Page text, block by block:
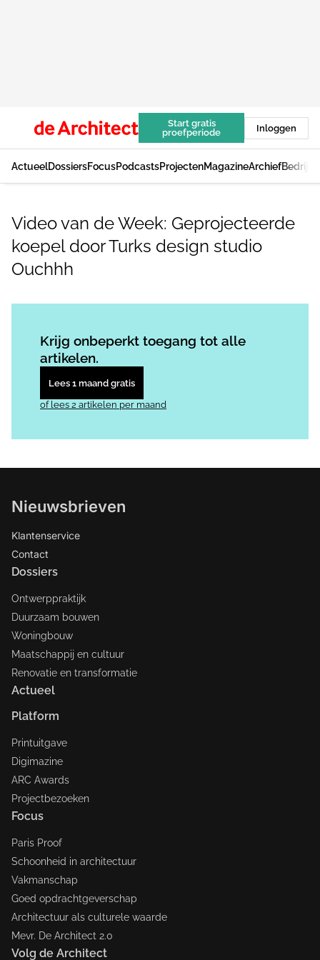
Start gratis
proefperiode
Inloggen
ActueelDossiersFocusPodcastsProjectenMagazineArchief
Video van de Week: Geprojecteerde
koepel door Turks design studio
Ouchhh
Krijg onbeperkt toegang tot alle
artikelen.
Lees 1 maand gratis
of lees 2 artikelen per maand
Nieuwsbrieven
Klantenservice
Contact
Dossiers
Ontwerppraktijk
Duurzaam bouwen
Woningbouw
Maatschappij en cultuur
Renovatie en transformatie
Actueel
Platform
Printuitgave
Digimazine
ARC Awards
Projectbezoeken
Focus
Paris Proof
Schoonheid in architectuur
Vakmanschap
Goed opdrachtgeverschap
Architectuur als culturele waarde
Mevr. De Architect 2.0
Volg de Architect